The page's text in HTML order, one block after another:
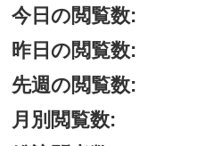
今日の閲覧数:
昨日の閲覧数:
先週の閲覧数:
月別閲覧数: